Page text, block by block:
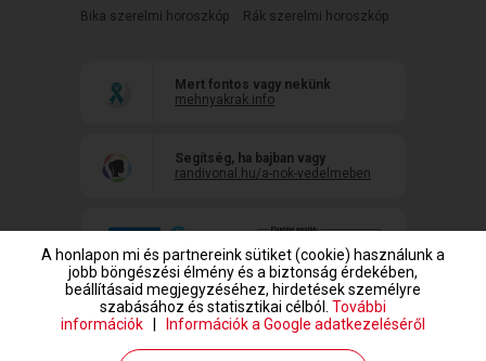
Bika szerelmi horoszkóp
Rák szerelmi horoszkóp
Mert fontos vagy nekünk
mehnyakrak.info
Segítség, ha bajban vagy
randivonal.hu/a-nok-vedelmeben
A honlapon mi és partnereink sütiket (cookie) használunk a
jobb böngészési élmény és a biztonság érdekében,
beállításaid megjegyzéséhez, hirdetések személyre
szabásához és statisztikai célból. További
információk
Információk a Google adatkezeléséről